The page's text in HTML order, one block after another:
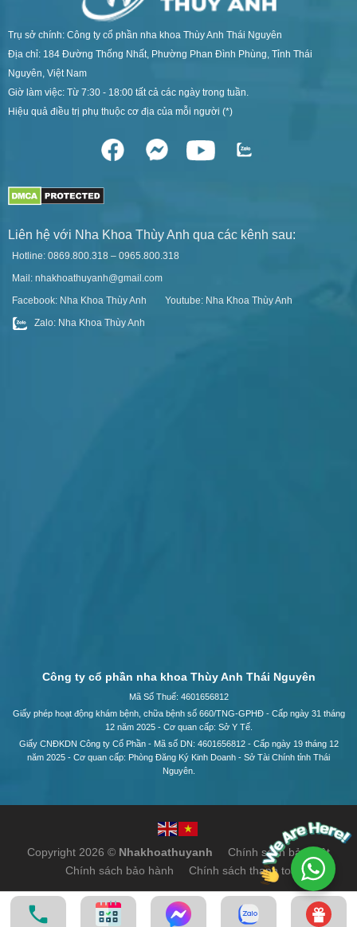
Trụ sở chính: Công ty cổ phần nha khoa Thùy Anh Thái Nguyên
Địa chỉ: 184 Đường Thống Nhất, Phường Phan Đình Phùng, Tỉnh Thái
Nguyên, Việt Nam
Giờ làm việc: Từ 7:30 - 18:00 tất cả các ngày trong tuần.
Hiệu quả điều trị phụ thuộc cơ địa của mỗi người (*)
Liên hệ với Nha Khoa Thùy Anh qua các kênh sau:
Hotline: 0869.800.318 – 0965.800.318
Mail: nhakhoathuyanh@gmail.com
Facebook: Nha Khoa Thùy Anh
Youtube: Nha Khoa Thùy Anh
Zalo: Nha Khoa Thùy Anh
Công ty cổ phần nha khoa Thùy Anh Thái Nguyên
Mã Số Thuế: 4601656812
Giấy phép hoạt động khám bệnh, chữa bệnh số 660/TNG-GPHĐ - Cấp ngày 31 tháng
12 năm 2025 - Cơ quan cấp: Sở Y Tế.
Giấy CNĐKDN Công ty Cổ Phần - Mã số DN: 4601656812 - Cấp ngày 19 tháng 12
năm 2025 - Cơ quan cấp: Phòng Đăng Ký Kinh Doanh - Sở Tài Chính tỉnh Thái
Nguyên.
Copyright 2026 © Nhakhoathuyanh
Chính sách bảo mật
Chính sách bảo hành
Chính sách thanh toán